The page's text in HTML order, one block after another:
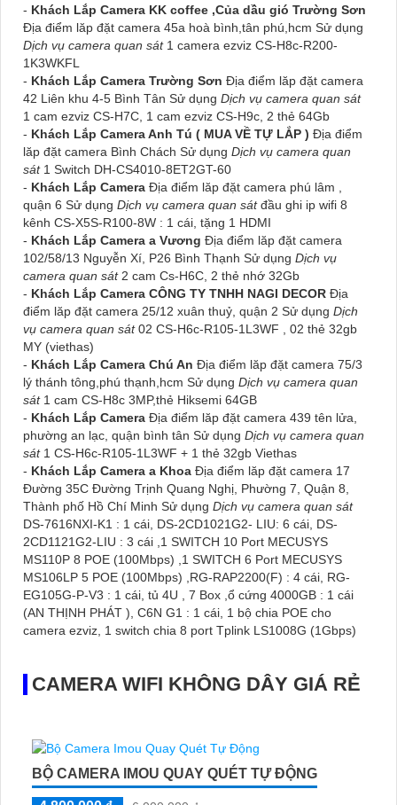
- Khách Lắp Camera KK coffee ,Của dầu gió Trường Sơn
Địa điểm lăp đặt camera 45a hoà bình,tân phú,hcm Sử dụng
Dịch vụ camera quan sát 1 camera ezviz CS-H8c-R200-
1K3WKFL
- Khách Lắp Camera Trường Sơn Địa điểm lăp đặt camera
42 Liên khu 4-5 Bình Tân Sử dụng Dịch vụ camera quan sát
1 cam ezviz CS-H7C, 1 cam ezviz CS-H9c, 2 thẻ 64Gb
- Khách Lắp Camera Anh Tú ( MUA VỀ TỰ LẮP ) Địa điểm
lăp đặt camera Bình Chách Sử dụng Dịch vụ camera quan
sát 1 Switch DH-CS4010-8ET2GT-60
- Khách Lắp Camera Địa điểm lăp đặt camera phú lâm ,
quận 6 Sử dụng Dịch vụ camera quan sátđầu ghi ip wifi 8
kênh CS-X5S-R100-8W : 1 cái, tặng 1 HDMI
- Khách Lắp Camera a Vương Địa điểm lăp đặt camera
102/58/13 Nguyễn Xí, P26 Bình Thạnh Sử dụng Dịch vụ
camera quan sát 2 cam Cs-H6C, 2 thẻ nhớ 32Gb
- Khách Lắp Camera CÔNG TY TNHH NAGI DECOR Địa
điểm lăp đặt camera 25/12 xuân thuỷ, quận 2 Sử dụng Dịch
vụ camera quan sát02 CS-H6c-R105-1L3WF , 02 thẻ 32gb
MY (viethas)
- Khách Lắp Camera Chú An Địa điểm lăp đặt camera 75/3
lý thánh tông,phú thạnh,hcm Sử dụng Dịch vụ camera quan
sát 1 cam CS-H8c 3MP,thẻ Hiksemi 64GB
- Khách Lắp Camera Địa điểm lăp đặt camera 439 tên lửa,
phường an lạc, quận bình tân Sử dụng Dịch vụ camera quan
sát 1 CS-H6c-R105-1L3WF + 1 thẻ 32gb Viethas
- Khách Lắp Camera a Khoa Địa điểm lăp đặt camera 17
Đường 35C Đường Trịnh Quang Nghị, Phường 7, Quận 8,
Thành phố Hồ Chí Minh Sử dụng Dịch vụ camera quan sát
DS-7616NXI-K1 : 1 cái, DS-2CD1021G2- LIU: 6 cái, DS-
2CD1121G2-LIU : 3 cái ,1 SWITCH 10 Port MECUSYS
MS110P 8 POE (100Mbps) ,1 SWITCH 6 Port MECUSYS
MS106LP 5 POE (100Mbps) ,RG-RAP2200(F) : 4 cái, RG-
EG105G-P-V3 : 1 cái, tủ 4U , 7 Box ,ổ cứng 4000GB : 1 cái
(AN THỊNH PHÁT ), C6N G1 : 1 cái, 1 bộ chia POE cho
camera ezviz, 1 switch chia 8 port Tplink LS1008G (1Gbps)
CAMERA WIFI KHÔNG DÂY GIÁ RẺ
BỘ CAMERA IMOU QUAY QUÉT TỰ ĐỘNG